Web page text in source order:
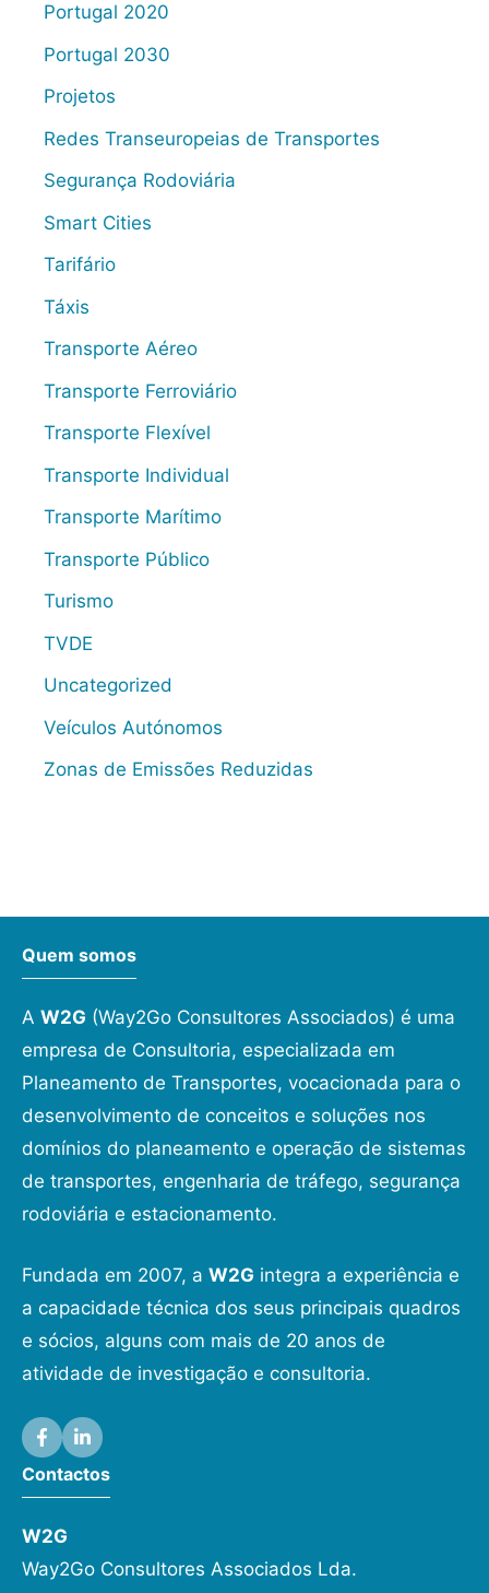
Portugal 2020
Portugal 2030
Projetos
Redes Transeuropeias de Transportes
Segurança Rodoviária
Smart Cities
Tarifário
Táxis
Transporte Aéreo
Transporte Ferroviário
Transporte Flexível
Transporte Individual
Transporte Marítimo
Transporte Público
Turismo
TVDE
Uncategorized
Veículos Autónomos
Zonas de Emissões Reduzidas
Quem somos
A W2G (Way2Go Consultores Associados) é uma
empresa de Consultoria, especializada em
Planeamento de Transportes, vocacionada para o
desenvolvimento de conceitos e soluções nos
domínios do planeamento e operação de sistemas
de transportes, engenharia de tráfego, segurança
rodoviária e estacionamento.
Fundada em 2007, a W2G integra a experiência e
a capacidade técnica dos seus principais quadros
e sócios, alguns com mais de 20 anos de
atividade de investigação e consultoria.
Contactos
W2G
Way2Go Consultores Associados Lda.